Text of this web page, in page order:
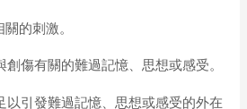
的刺激。
傷有關的難過記憶、思想或感受。
引發難過記憶、思想或感受的外在